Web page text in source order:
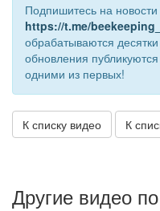
Подпишитесь на
https://t.me/
обрабатываются
обновления
одними из первых!
К списку видео К
Другие видео